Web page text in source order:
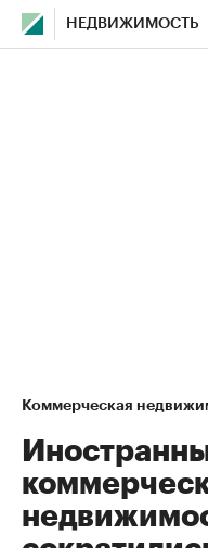
НЕДВИЖИМОСТЬ
Коммерческая